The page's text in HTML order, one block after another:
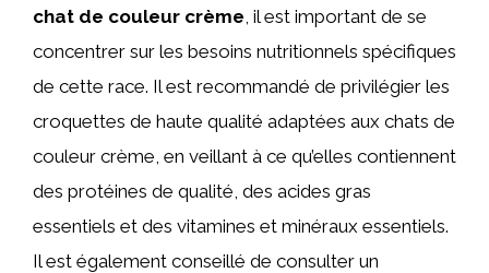
chat de couleur crème , il est important de se
concentrer sur les besoins nutritionnels spécifiques
de cette race. Il est recommandé de privilégier les
croquettes de haute qualité adaptées aux chats de
couleur crème, en veillant à ce qu’elles contiennent
des protéines de qualité, des acides gras
essentiels et des vitamines et minéraux essentiels.
Il est également conseillé de consulter un